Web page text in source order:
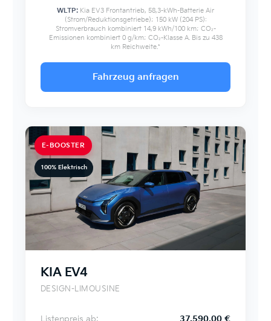
WLTP: Kia EV3 Frontantrieb, 58,3-kWh-Batterie Air
(Strom/Reduktionsgetriebe); 150 kW (204 PS):
Stromverbrauch kombiniert 14,9 kWh/100 km; CO₂-
Emissionen kombiniert 0 g/km; CO₂-Klasse A. Bis zu 438
km Reichweite.*
Fahrzeug anfragen
E-BOOSTER
100% Elektrisch
KIA EV4
DESIGN-LIMOUSINE